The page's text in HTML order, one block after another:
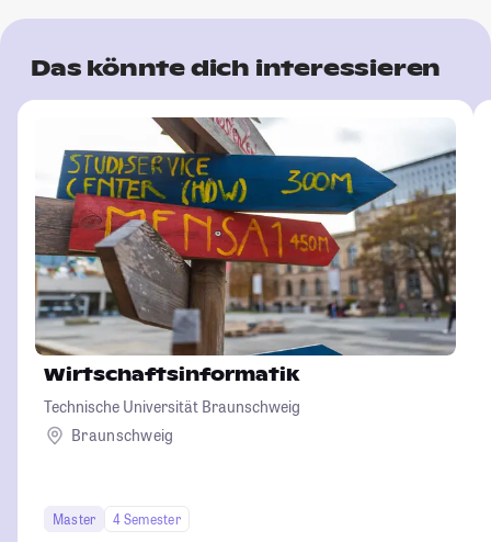
Das könnte dich interessieren
Wirtschaftsinformatik
Technische Universität Braunschweig
Braunschweig
Master
4 Semester